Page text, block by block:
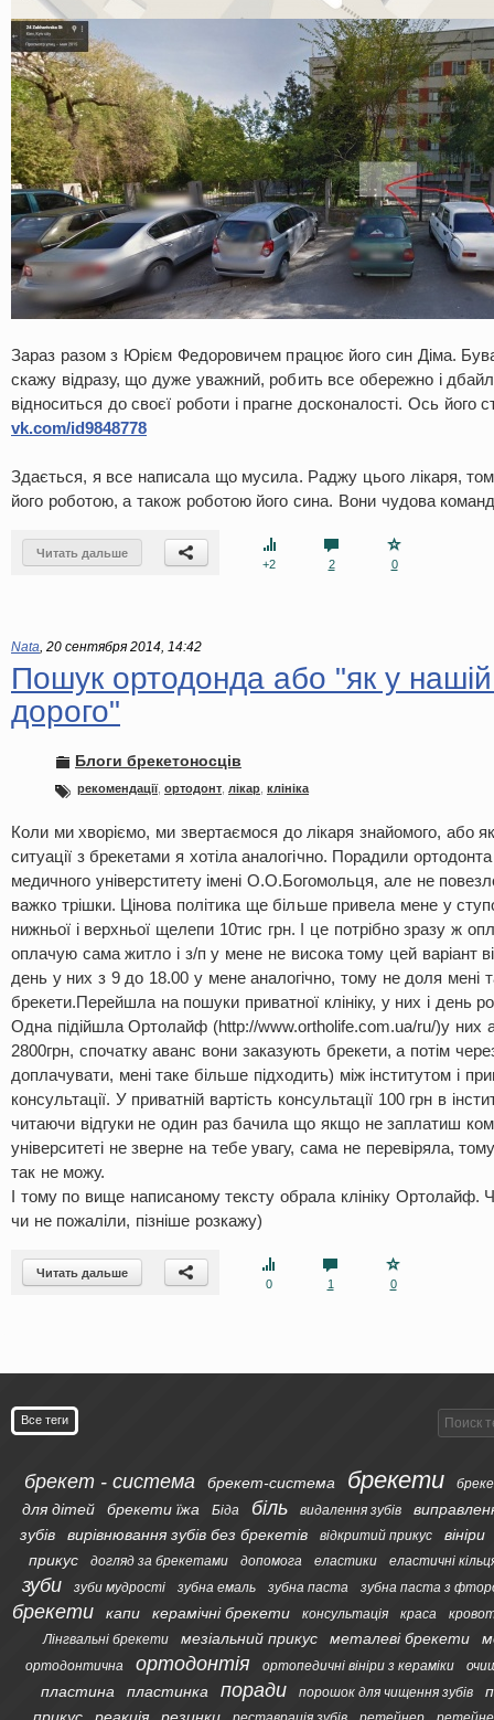
Зараз разом з Юрієм Федоровичем працює його син Діма.
скажу відразу, що дуже уважний, робить все обережно і
відноситься до своєї роботи і прагне досконалості. Ось його
vk.com/id9848778
Здається, я все написала що мусила. Раджу цього лікаря,
його роботою, а також роботою його сина. Вони чудова
Читать дальше
+2
2 0
Nata, 20 сентября 2014, 14:42
Пошук ортодонда або "як у нашій
дорого"
Блоги брекетоносців
рекомендації, ортодонт лікар клініка
Коли ми хворіємо, ми звертаємося до лікаря знайомого, або
ситуації з брекетами я хотіла аналогічно. Порадили
медичного універститету імені О.О.Богомольця, але не
важко трішки. Цінова політика ще більше привела мене у
нижньої і верхньої щелепи 10тис грн. І це потрібно зразу ж
оплачую сама житло і з/п у мене не висока тому цей варіант
день у них з 9 до 18.00 у мене аналогічно, тому не доля мені
брекети.Перейшла на пошуки приватної клініку, у них і день
Одна підійшла Ортолайф (http://www.ortholife.com.ua/ru/)у них
2800грн, спочатку аванс вони заказують брекети, а потім
доплачувати, мені таке більше підходить) між інститутом і
консультації. У приватній вартість консультації 100 грн в
читаючи відгуки не один раз бачила що якщо не заплатиш
університеті не зверне на тебе увагу, сама не перевіряла,
так не можу.
І тому по вище написаному тексту обрала клініку Ортолайф.
чи не пожаліли, пізніше розкажу)
Читать дальше
0
1 0
Все теги
брекет - система брекет-система брекети
для дітей брекети їжа Біда біль видалення зубів
зубів
вирівнювання зубів без брекетів відкритий прикус
вініри
прикус
догляд за брекетами допомога еластики еластичні
зуби зуби мудрості зубна емаль зубна паста зубна паста з
брекети капи керамічні брекети консультація краса
Лінгвальні брекети
мезіальний прикус металеві брекети
ортодонтична ортодонтія ортопедичні вініри з кераміки
пластина пластинка поради порошок для чищення зубів